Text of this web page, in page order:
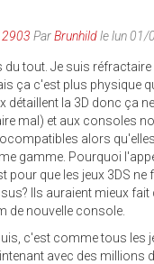
ParBrunhildle lun 01/
du tout. Je suis
ça c'est plus physique
détaillent la 3D donc ça
mal) et aux consoles
alors
gamme. Pourquoi
pour que les jeux 3DS
Ils auraient mieux fait
de nouvelle console.
c'est comme tous les
avec des millions